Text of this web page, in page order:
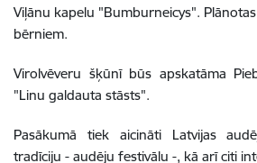
Viļānu kapelu "Bumburneicys".
bērniem.
Virolvēveru šķūnī būs apskatāma
"Linu galdauta stāsts".
Pasākumā tiek aicināti Latvijas
tradīciju - audēju festivālu -, kā arī citi